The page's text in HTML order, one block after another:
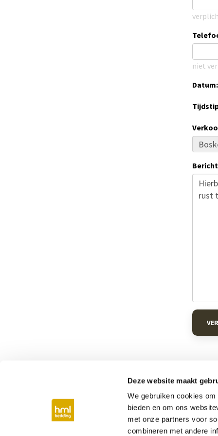
Deze website maakt
We gebruiken cookies
bieden en om ons
met onze partners voor
combineren met andere
niet
Datum:
Bericht
Bij jou in de buurt
Boxspring Middelburg
Boxspring
Boxspring